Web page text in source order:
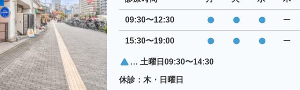
09:30〜12:30 ー
15:30〜19:00 ー
… 土曜日09:30〜14:30
休診：木・日曜日